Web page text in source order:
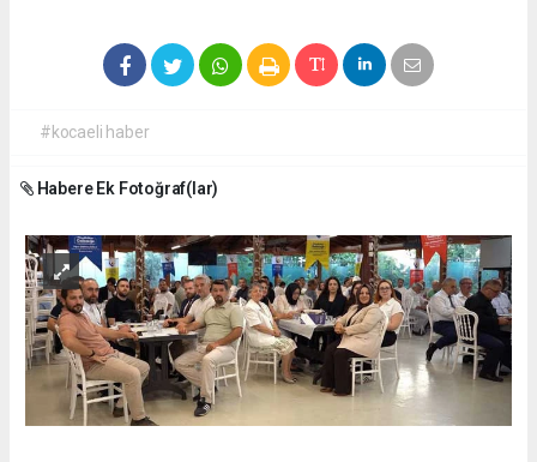
#kocaeli haber
Habere Ek Fotoğraf(lar)